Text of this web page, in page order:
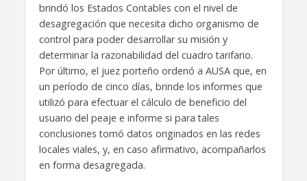
brindó los Estados Contables con el nivel de
desagregación que necesita dicho organismo de
control para poder desarrollar su misión y
determinar la razonabilidad del cuadro tarifario.
Por último, el juez porteño ordenó a AUSA que, en
un período de cinco días, brinde los informes que
utilizó para efectuar el cálculo de beneficio del
usuario del peaje e informe si para tales
conclusiones tomó datos originados en las redes
locales viales, y, en caso afirmativo, acompañarlos
en forma desagregada.